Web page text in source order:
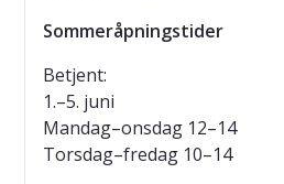
Sommeråpningstider
Betjent:
1.–5. juni
Mandag–onsdag 12–14
Torsdag–fredag 10–14